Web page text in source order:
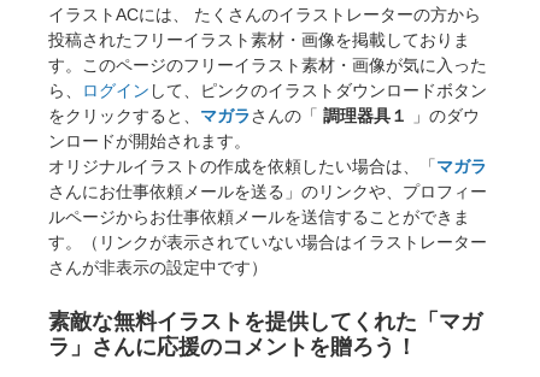
イラストACには、 たくさんのイラストレーターの方から
投稿されたフリーイラスト素材・画像を掲載しておりま
す。このページのフリーイラスト素材・画像が気に入った
ら、
ログイン して、ピンクのイラストダウンロードボタン
をクリックすると、 マガラさんの「 調理器具１
」のダウ
ンロードが開始されます。
オリジナルイラストの作成を依頼したい場合は、「マガラ
さんにお仕事依頼メールを送る」のリンクや、プロフィー
ルページからお仕事依頼メールを送信することができま
す。（リンクが表示されていない場合はイラストレーター
さんが非表示の設定中です）
素敵な無料イラストを提供してくれた「マガ
ラ」さんに応援のコメントを贈ろう！